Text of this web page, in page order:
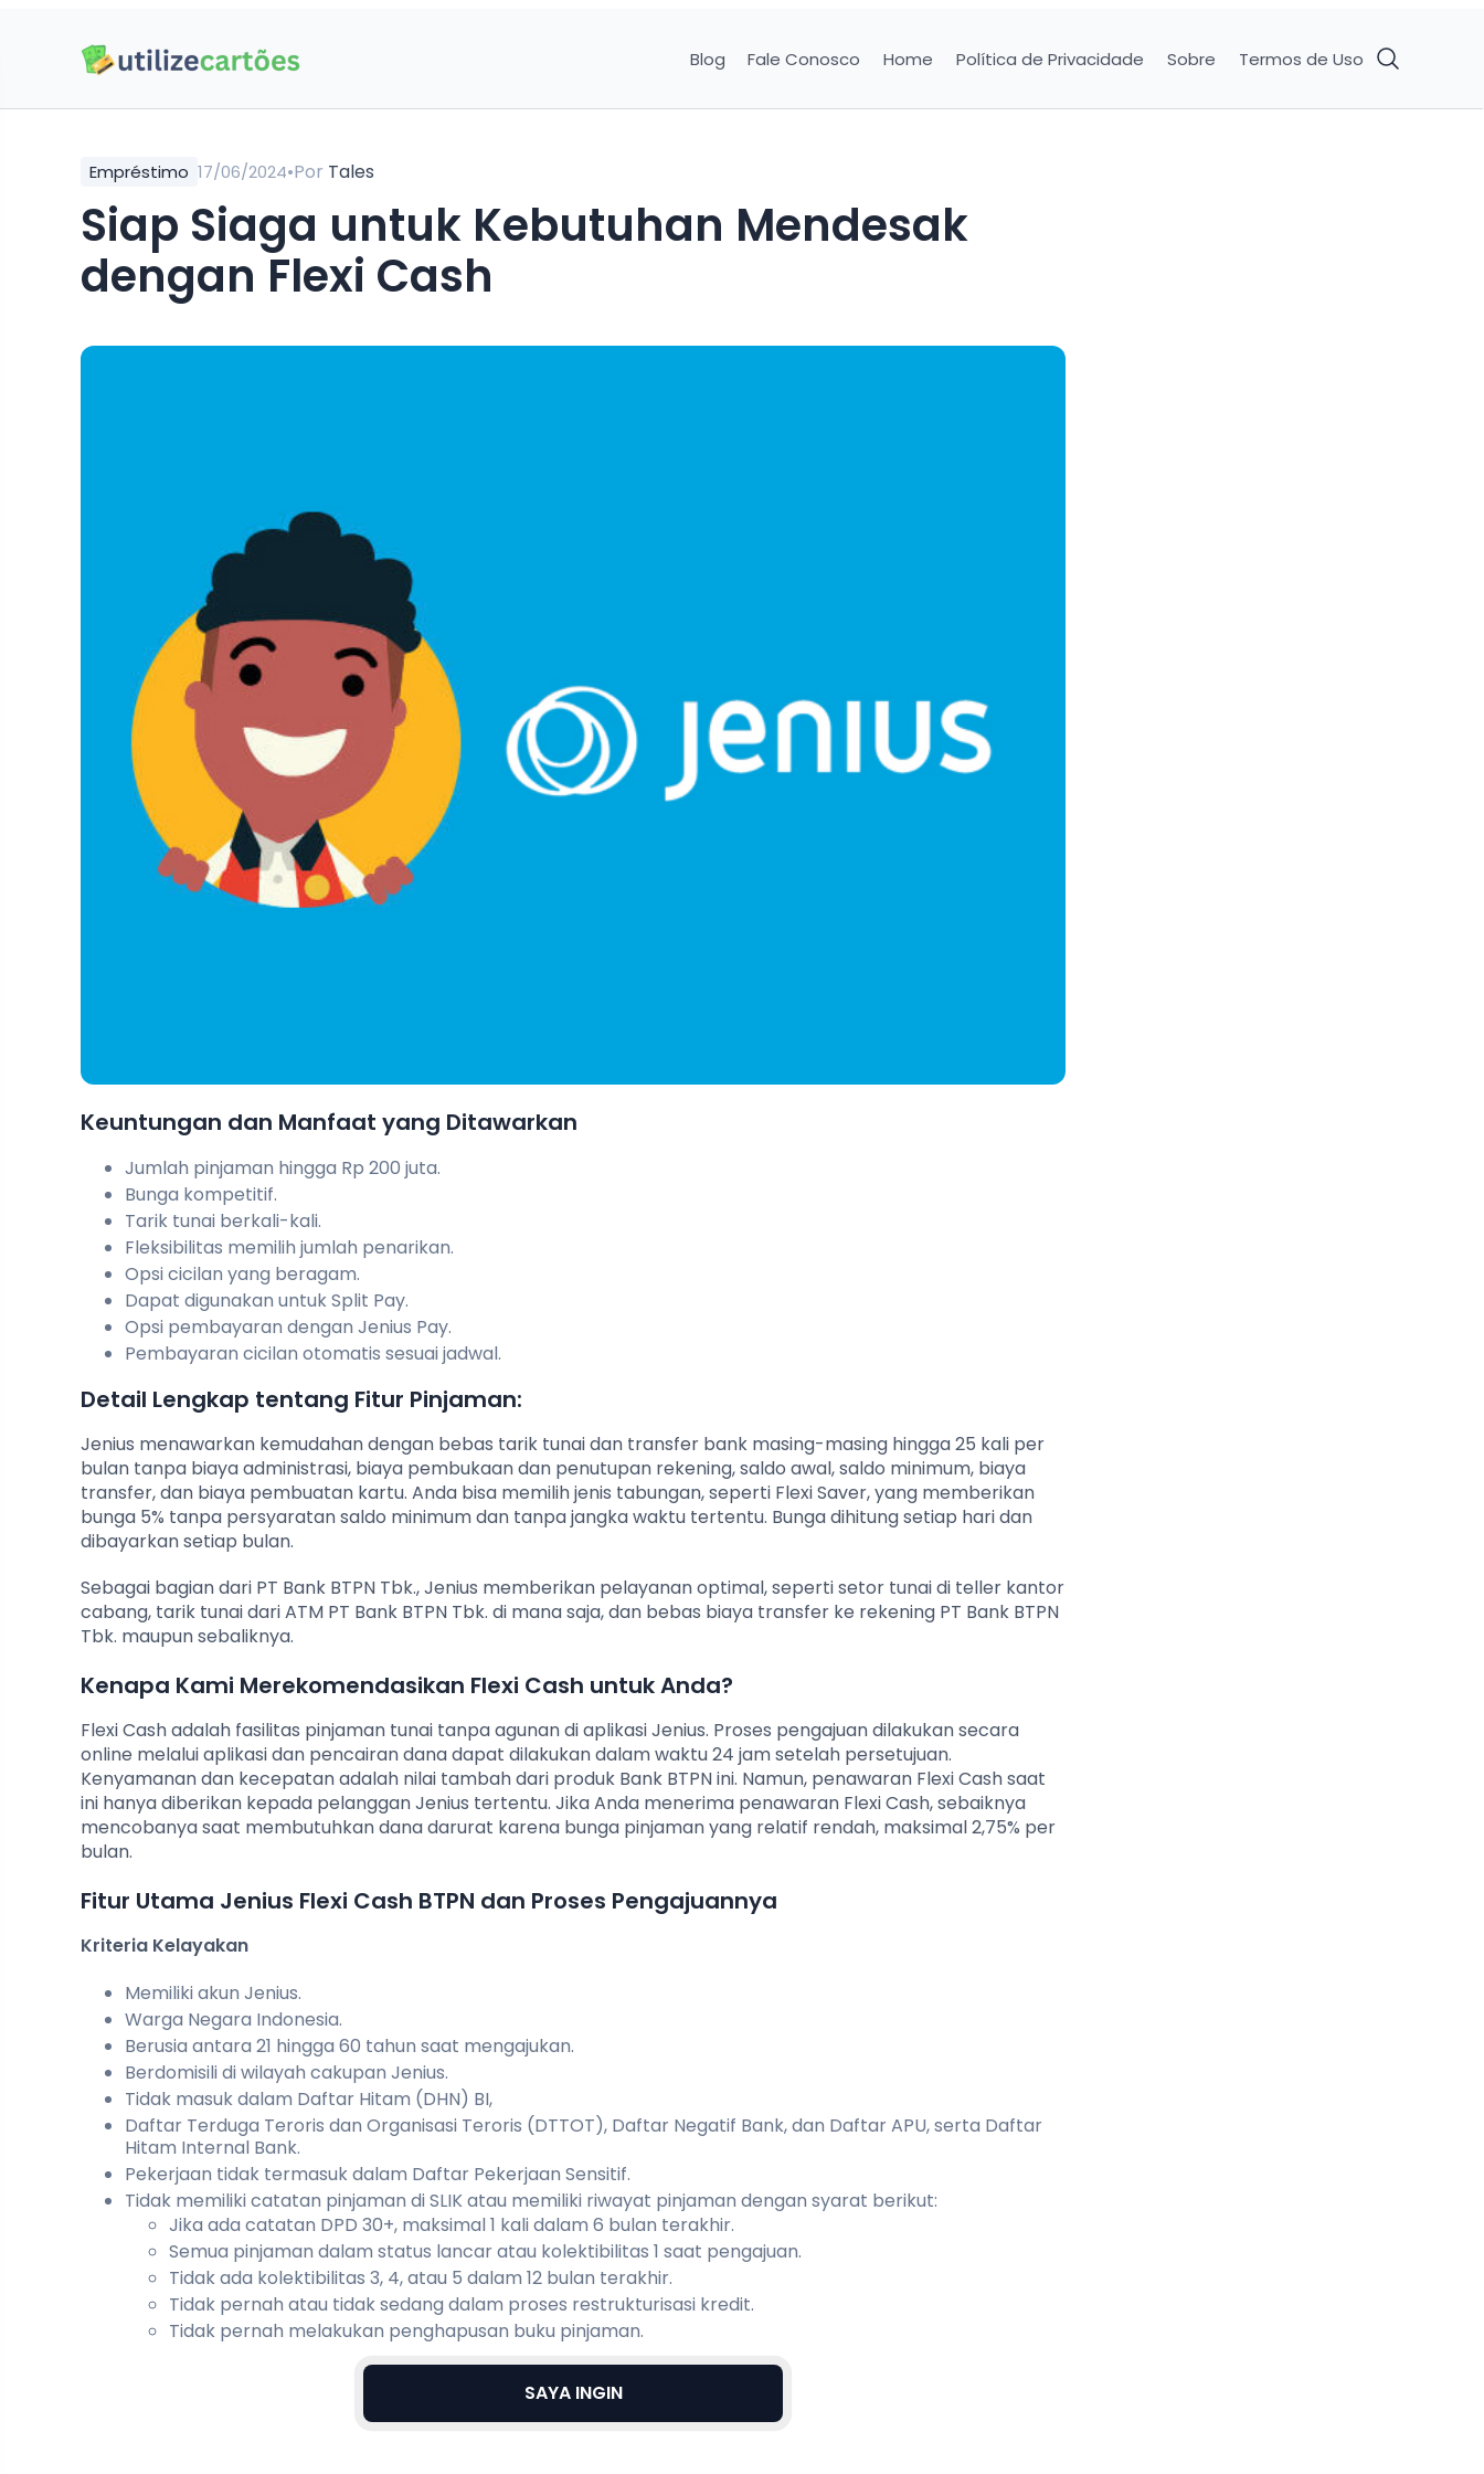
Blog Fale Conosco Home Política de Privacidade Sobre Termos de Uso
Empréstimo 17/06/2024•Por Tales
Siap Siaga untuk Kebutuhan Mendesak
dengan Flexi Cash
Keuntungan dan Manfaat yang Ditawarkan
Jumlah pinjaman hingga Rp 200 juta.
Bunga kompetitif.
Tarik tunai berkali-kali.
Fleksibilitas memilih jumlah penarikan.
Opsi cicilan yang beragam.
Dapat digunakan untuk Split Pay.
Opsi pembayaran dengan Jenius Pay.
Pembayaran cicilan otomatis sesuai jadwal.
Detail Lengkap tentang Fitur Pinjaman:
Jenius menawarkan kemudahan dengan bebas tarik tunai dan transfer bank masing-masing hingga 25 kali per
bulan tanpa biaya administrasi, biaya pembukaan dan penutupan rekening, saldo awal, saldo minimum, biaya
transfer, dan biaya pembuatan kartu. Anda bisa memilih jenis tabungan, seperti Flexi Saver, yang memberikan
bunga 5% tanpa persyaratan saldo minimum dan tanpa jangka waktu tertentu. Bunga dihitung setiap hari dan
dibayarkan setiap bulan.
Sebagai bagian dari PT Bank BTPN Tbk., Jenius memberikan pelayanan optimal, seperti setor tunai di teller kantor
cabang, tarik tunai dari ATM PT Bank BTPN Tbk. di mana saja, dan bebas biaya transfer ke rekening PT Bank BTPN
Tbk. maupun sebaliknya.
Kenapa Kami Merekomendasikan Flexi Cash untuk Anda?
Flexi Cash adalah fasilitas pinjaman tunai tanpa agunan di aplikasi Jenius. Proses pengajuan dilakukan secara
online melalui aplikasi dan pencairan dana dapat dilakukan dalam waktu 24 jam setelah persetujuan.
Kenyamanan dan kecepatan adalah nilai tambah dari produk Bank BTPN ini. Namun, penawaran Flexi Cash saat
ini hanya diberikan kepada pelanggan Jenius tertentu. Jika Anda menerima penawaran Flexi Cash, sebaiknya
mencobanya saat membutuhkan dana darurat karena bunga pinjaman yang relatif rendah, maksimal 2,75% per
bulan.
Fitur Utama Jenius Flexi Cash BTPN dan Proses Pengajuannya
Kriteria Kelayakan
Memiliki akun Jenius.
Warga Negara Indonesia.
Berusia antara 21 hingga 60 tahun saat mengajukan.
Berdomisili di wilayah cakupan Jenius.
Tidak masuk dalam Daftar Hitam (DHN) BI,
Daftar Terduga Teroris dan Organisasi Teroris (DTTOT), Daftar Negatif Bank, dan Daftar APU, serta Daftar
Hitam Internal Bank.
Pekerjaan tidak termasuk dalam Daftar Pekerjaan Sensitif.
Tidak memiliki catatan pinjaman di SLIK atau memiliki riwayat pinjaman dengan syarat berikut:
Jika ada catatan DPD 30+, maksimal 1 kali dalam 6 bulan terakhir.
Semua pinjaman dalam status lancar atau kolektibilitas 1 saat pengajuan.
Tidak ada kolektibilitas 3, 4, atau 5 dalam 12 bulan terakhir.
Tidak pernah atau tidak sedang dalam proses restrukturisasi kredit.
Tidak pernah melakukan penghapusan buku pinjaman.
SAYA INGIN